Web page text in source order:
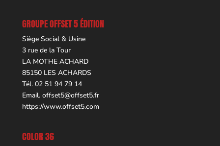
GROUPE OFFSET 5 ÉDITION
Siège Social & Usine
3 rue de la Tour
LA MOTHE ACHARD
85150 LES ACHARDS
Tél. 02 51 94 79 14
Email. offset5@offset5.fr
https://www.offset5.com
COLOR 36